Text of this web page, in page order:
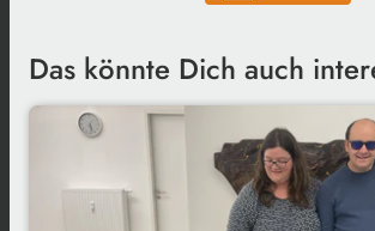
Das könnte Dich auch